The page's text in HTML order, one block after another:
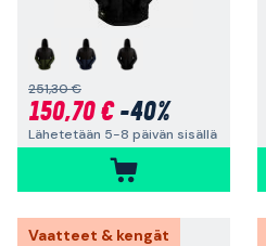
251,30 €
150,70 €-40%
Lähetetään 5-8 päivän sisällä
Vaatteet & kengät